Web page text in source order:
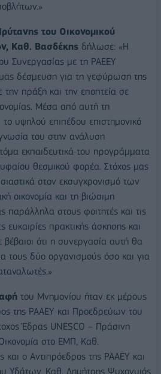
του Οικονομικού
Καθ. Βασδέκης δήλωσε: «Η
Συνεργασίας με τη ΡΑΕΕΥ
μας δέσμευση για τη γεφύρωση της
πράξη και την εποπτεία σε
Μέσα από αυτή τη
υψηλού επιπέδου επιστημονικό
του στην ανάλυση
εκπαιδευτικά του προγράμματα
θεσμικού φορέα. Στόχος μας
στον εκσυγχρονισμό των
οικονομία και τη βιώσιμη
παράλληλα στους φοιτητές και τις
ευκαιρίες πρακτικής άσκησης και
βέβαιοι ότι η συνεργασία αυτή θα
τους δύο οργανισμούς όσο και για
του Μνημονίου ήταν εκ μέρους
της ΡΑΑΕΥ και Προεδρεύων του
Έδρας UNESCO – Πράσινη
στο ΕΜΠ, Καθ.
ο Αντιπρόεδρος της ΡΑΑΕΥ και
Υδάτων, Καθ. Δημήτρης Ψυχογυιός